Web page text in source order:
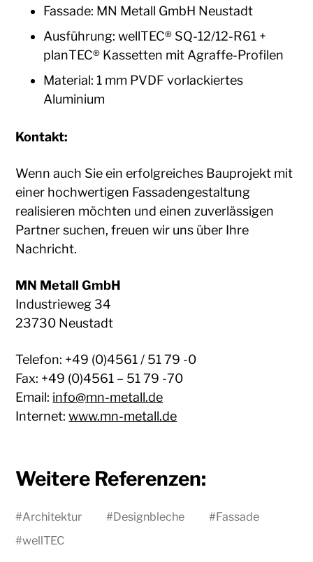
Fassade: MN Metall GmbH Neustadt
Ausführung: wellTEC® SQ-12/12-R61 +
planTEC® Kassetten mit Agraffe-Profilen
Material: 1 mm PVDF vorlackiertes
Aluminium
Kontakt:
Wenn auch Sie ein erfolgreiches Bauprojekt mit
einer hochwertigen Fassadengestaltung
realisieren möchten und einen zuverlässigen
Partner suchen, freuen wir uns über Ihre
Nachricht.
MN Metall GmbH
Industrieweg 34
23730 Neustadt
Telefon: +49 (0)4561 / 51 79 -0
Fax: +49 (0)4561 – 51 79 -70
Email: info@mn-metall.de
Internet:www.mn-metall.de
Weitere Referenzen:
#Architektur #Designbleche #Fassade
#wellTEC